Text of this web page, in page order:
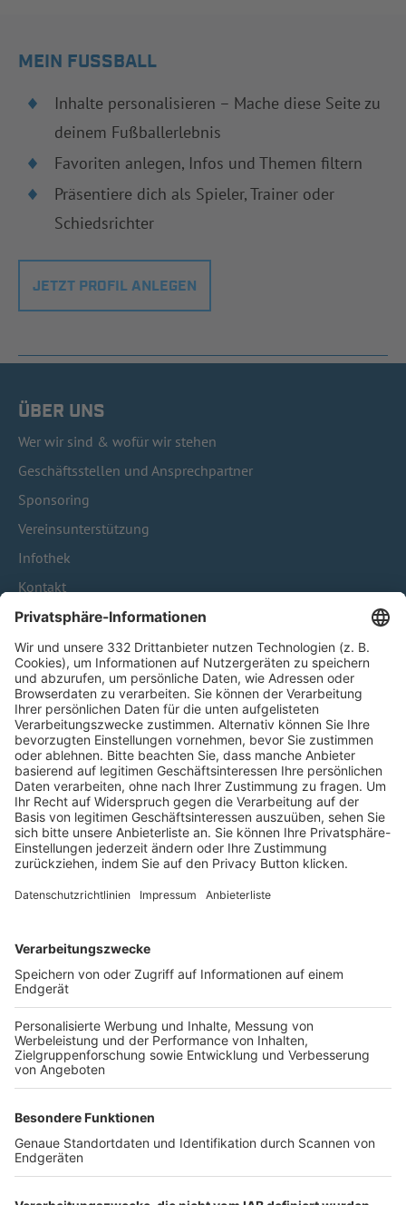
MEIN FUSSBALL
Inhalte personalisieren – Mache diese Seite zu
deinem Fußballerlebnis
Favoriten anlegen, Infos und Themen filtern
Präsentiere dich als Spieler, Trainer oder
Schiedsrichter
JETZT PROFIL ANLEGEN
ÜBER UNS
Wer wir sind & wofür wir stehen
Geschäftsstellen und Ansprechpartner
Sponsoring
Vereinsunterstützung
Infothek
Kontakt
HÄUFIG BESUCHTE SEITEN
Pässe und Vereinswechsel
Trainerausbildung
Schulungsangebot Vereinsmitarbeiter
BFV-Geschäftsstellen
Trainerbörse
Login SpielPlus
FOLGE DEM BFV
TOP-VEREINE
TOP-PARTNER